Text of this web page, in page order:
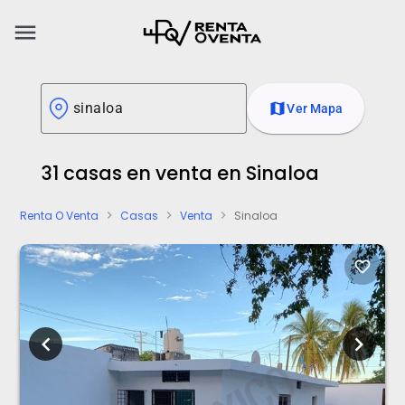
menu
mapVer Mapa
31 casas en venta en Sinaloa
Renta O Venta chevron_right Casas chevron_right Venta chevron_right Sinaloa
favorite_border
chevron_left chevron_right